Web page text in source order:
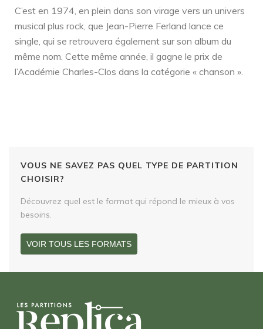
C’est en 1974, en plein dans son virage vers un univers
musical plus rock, que Jean-Pierre Ferland lance ce
single, qui se retrouvera également sur son album du
même nom. Cette même année, il gagne le prix de
l’Académie Charles-Clos dans la catégorie « chanson ».
VOUS NE SAVEZ PAS QUEL TYPE DE PARTITION
CHOISIR?
Découvrez quel est le format qui répond le mieux à vos
besoins.
VOIR TOUS LES FORMATS